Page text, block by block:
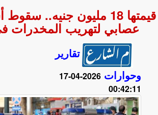
قيمتها 18 مليون جنيه..
عصابي لتهريب المخدرات
تقارير
وحوارات
2026-04-17
00:42:11